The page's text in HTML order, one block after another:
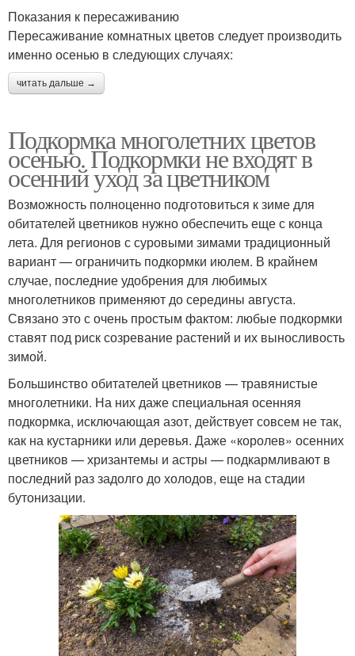
Показания к пересаживанию
Пересаживание комнатных цветов следует производить
именно осенью в следующих случаях:
читать дальше →
Подкормка многолетних цветов
осенью. Подкормки не входят в
осенний уход за цветником
Возможность полноценно подготовиться к зиме для
обитателей цветников нужно обеспечить еще с конца
лета. Для регионов с суровыми зимами традиционный
вариант — ограничить подкормки июлем. В крайнем
случае, последние удобрения для любимых
многолетников применяют до середины августа.
Связано это с очень простым фактом: любые подкормки
ставят под риск созревание растений и их выносливость
зимой.
Большинство обитателей цветников — травянистые
многолетники. На них даже специальная осенняя
подкормка, исключающая азот, действует совсем не так,
как на кустарники или деревья. Даже «королев» осенних
цветников — хризантемы и астры — подкармливают в
последний раз задолго до холодов, еще на стадии
бутонизации.